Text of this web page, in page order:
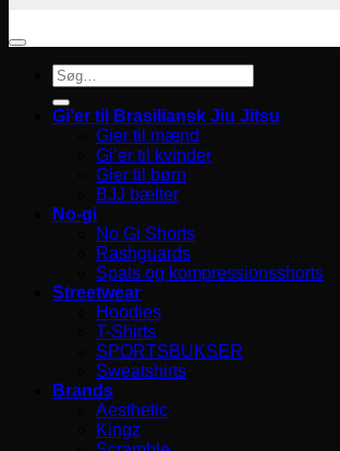
Søg
efter:
Gi’er til Brasiliansk Jiu Jitsu
Gier til mænd
Gi’er til kvinder
Gier til børn
BJJ bælter
No-gi
No Gi Shorts
Rashguards
Spats og kompressionsshorts
Streetwear
Hoodies
T-Shirts
SPORTSBUKSER
Sweatshirts
Brands
Aesthetic
Kingz